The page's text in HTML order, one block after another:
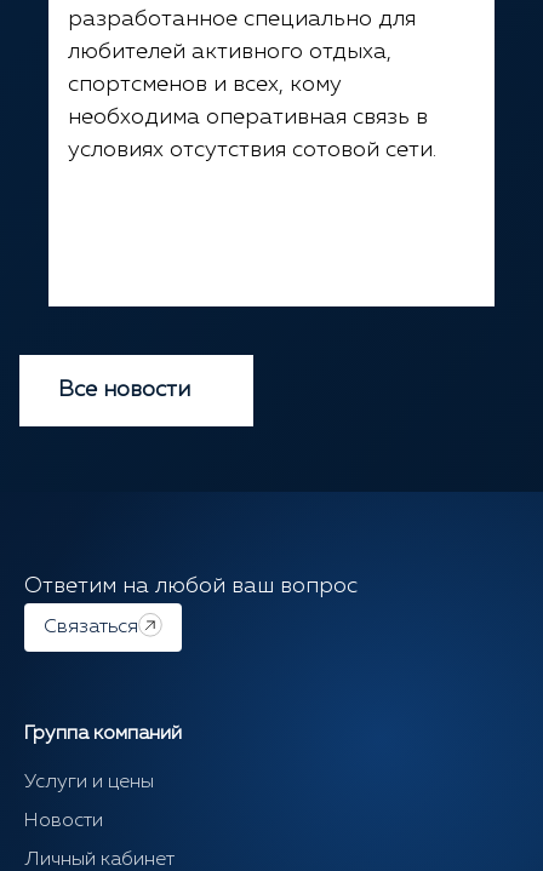
разработанное специально для
любителей активного отдыха,
спортсменов и всех, кому
необходима оперативная связь в
условиях отсутствия сотовой сети.
Все новости
Ответим на любой ваш вопрос
Связаться
Группа компаний
Услуги и цены
Новости
Личный кабинет